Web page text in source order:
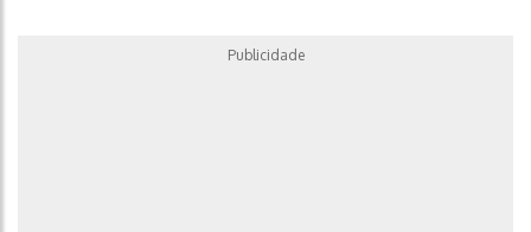
Publicidade